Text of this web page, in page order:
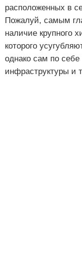
расположенных в
Пожалуй, самым
наличие крупного
которого
однако сам по себе
инфраструктуры и